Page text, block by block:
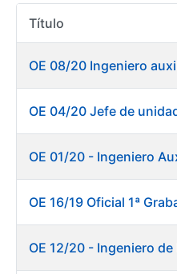
Mostrar/Ocultar
Mostrar/Ocultar
Mostrar/Ocultar
Título
OE 12/20 - Ingeniero